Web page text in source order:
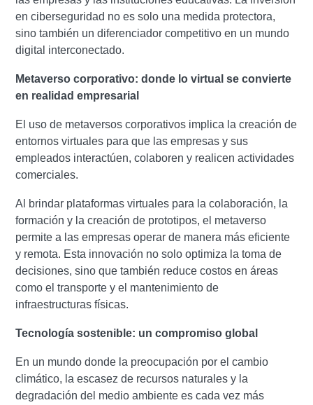
en ciberseguridad no es solo una medida protectora,
sino también un diferenciador competitivo en un mundo
digital interconectado.
Metaverso corporativo: donde lo virtual se convierte
en realidad empresarial
El uso de metaversos corporativos implica la creación de
entornos virtuales para que las empresas y sus
empleados interactúen, colaboren y realicen actividades
comerciales.
Al brindar plataformas virtuales para la colaboración, la
formación y la creación de prototipos, el metaverso
permite a las empresas operar de manera más eficiente
y remota. Esta innovación no solo optimiza la toma de
decisiones, sino que también reduce costos en áreas
como el transporte y el mantenimiento de
infraestructuras físicas.
Tecnología sostenible: un compromiso global
En un mundo donde la preocupación por el cambio
climático, la escasez de recursos naturales y la
degradación del medio ambiente es cada vez más